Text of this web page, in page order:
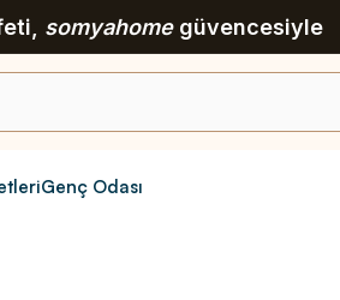
somyahomegüvencesiyle
Genç Odası